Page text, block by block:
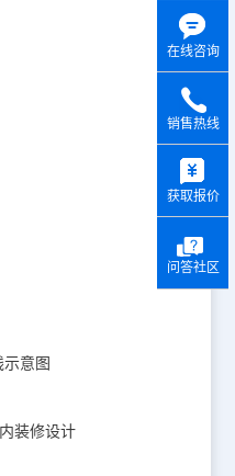
意图
装修设计
在线咨询
销售热线
获取报价
问答社区